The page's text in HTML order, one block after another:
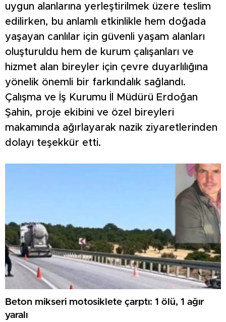
uygun alanlarına yerleştirilmek üzere teslim
edilirken, bu anlamlı etkinlikle hem doğada
yaşayan canlılar için güvenli yaşam alanları
oluşturuldu hem de kurum çalışanları ve
hizmet alan bireyler için çevre duyarlılığına
yönelik önemli bir farkındalık sağlandı.
Çalışma ve İş Kurumu İl Müdürü Erdoğan
Şahin, proje ekibini ve özel bireyleri
makamında ağırlayarak nazik ziyaretlerinden
dolayı teşekkür etti.
Beton mikseri motosiklete çarptı: 1 ölü, 1 ağır
yaralı